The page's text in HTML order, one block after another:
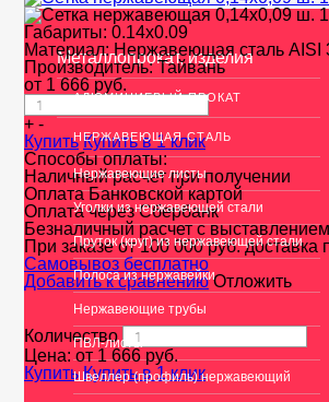
Металлопрокат, изделия
АЛЮМИНИЕВЫЙ ПРОКАТ
НЕРЖАВЕЮЩАЯ СТАЛЬ
Нержавеющие листы
Уголки из нержавеющей стали
Пруток (круг) из нержавеющей стали
Полоса из нержавейки
Нержавеющие трубы
ПВЛ-листы
Швеллер (профиль) нержавеющий
Габариты: 0.14x0.09
Материал:Нержавеющая сталь AISI
Производитель:Тайвань
от 1 666руб.
+ -
Купить Купить в 1 клик
Способы оплаты:
Наличный расчет при получении
Оплата Банковской картой
Оплата через Сбербанк
Безналичный расчет с выставлением
При заказе от 100 000 руб. доставка
Cамовывоз бесплатно
Добавить к сравнению Отложить
Количество
Цена: от1 666руб.
Купить Купить в 1 клик